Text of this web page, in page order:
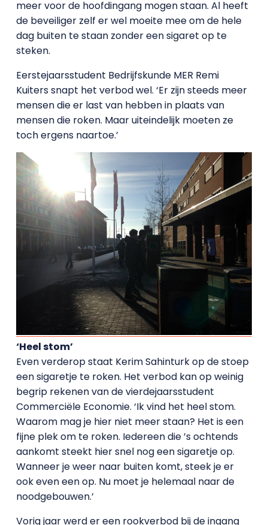
meer voor de hoofdingang mogen staan. Al heeft
de beveiliger zelf er wel moeite mee om de hele
dag buiten te staan zonder een sigaret op te
steken.
Eerstejaarsstudent Bedrijfskunde MER Remi
Kuiters snapt het verbod wel. ‘Er zijn steeds meer
mensen die er last van hebben in plaats van
mensen die roken. Maar uiteindelijk moeten ze
toch ergens naartoe.’
‘Heel stom’
Even verderop staat Kerim Sahinturk op de stoep
een sigaretje te roken. Het verbod kan op weinig
begrip rekenen van de vierdejaarsstudent
Commerciële Economie. ‘Ik vind het heel stom.
Waarom mag je hier niet meer staan? Het is een
fijne plek om te roken. Iedereen die ’s ochtends
aankomt steekt hier snel nog een sigaretje op.
Wanneer je weer naar buiten komt, steek je er
ook even een op. Nu moet je helemaal naar de
noodgebouwen.’
Vorig jaar werd er een rookverbod bij de ingang